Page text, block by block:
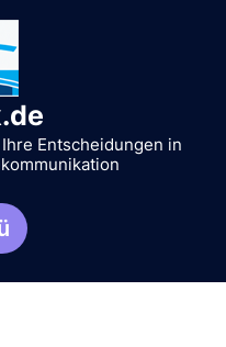
Entscheidungen in